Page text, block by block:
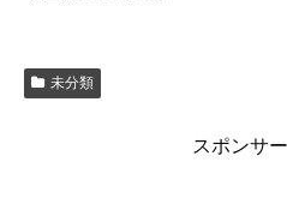
未分類
スポンサ